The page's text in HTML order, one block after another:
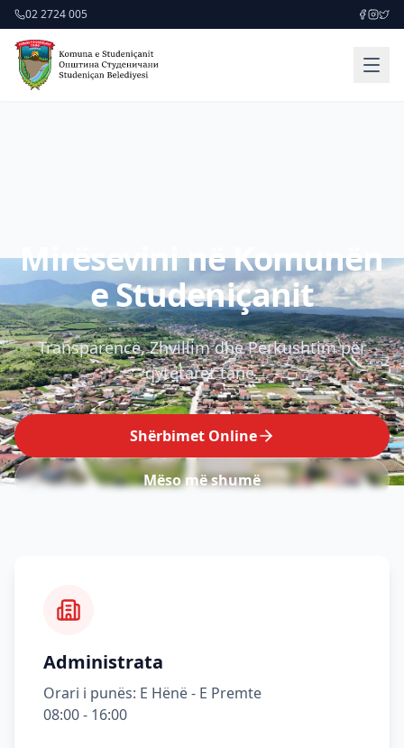
02 2724 005
Mirësevini në Komunën
e Studeniçanit
Transparencë, Zhvillim dhe Përkushtim për
qytetarët tanë.
Shërbimet Online
Mëso më shumë
Administrata
Orari i punës: E Hënë - E Premte
08:00 - 16:00